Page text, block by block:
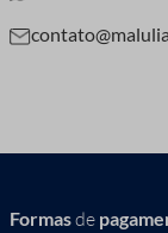
Formasde